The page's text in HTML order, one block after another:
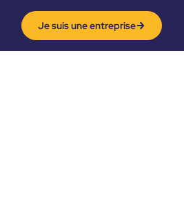
Je suis une entreprise